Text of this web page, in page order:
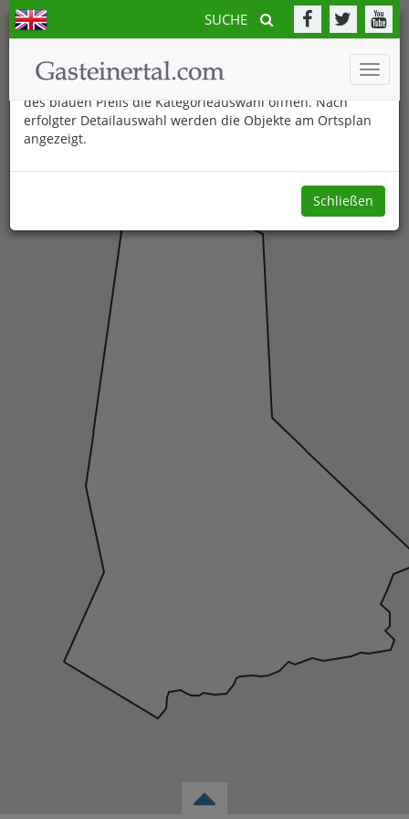
SUCHE
Toggle
Der neue Gasteinertal.com Ortsplan
Am unteren Bildschirmrand können Sie durch Anklicken
des blauen Pfeils die Kategorieauswahl öffnen. Nach
erfolgter Detailauswahl werden die Objekte am Ortsplan
angezeigt.
Schließen